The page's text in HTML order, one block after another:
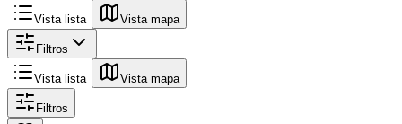
Vista lista Vista mapa
Filtros
Vista lista Vista mapa
Filtros